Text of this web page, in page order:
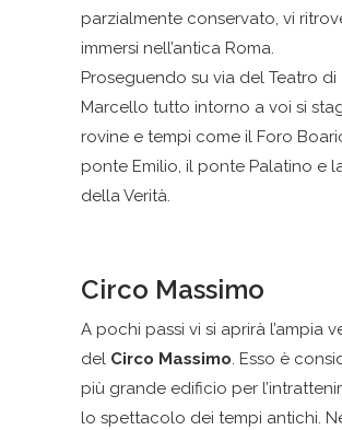
parzialmente conservato, vi
immersi nell’antica Roma.
Proseguendo su via del Teatro di
Marcello tutto intorno a voi si
rovine e tempi come il Foro
ponte Emilio, il ponte Palatino e
della Verità.
Circo Massimo
A pochi passi vi si aprirà l’ampia
del Circo Massimo. Esso è
più grande edificio per
lo spettacolo dei tempi antichi.